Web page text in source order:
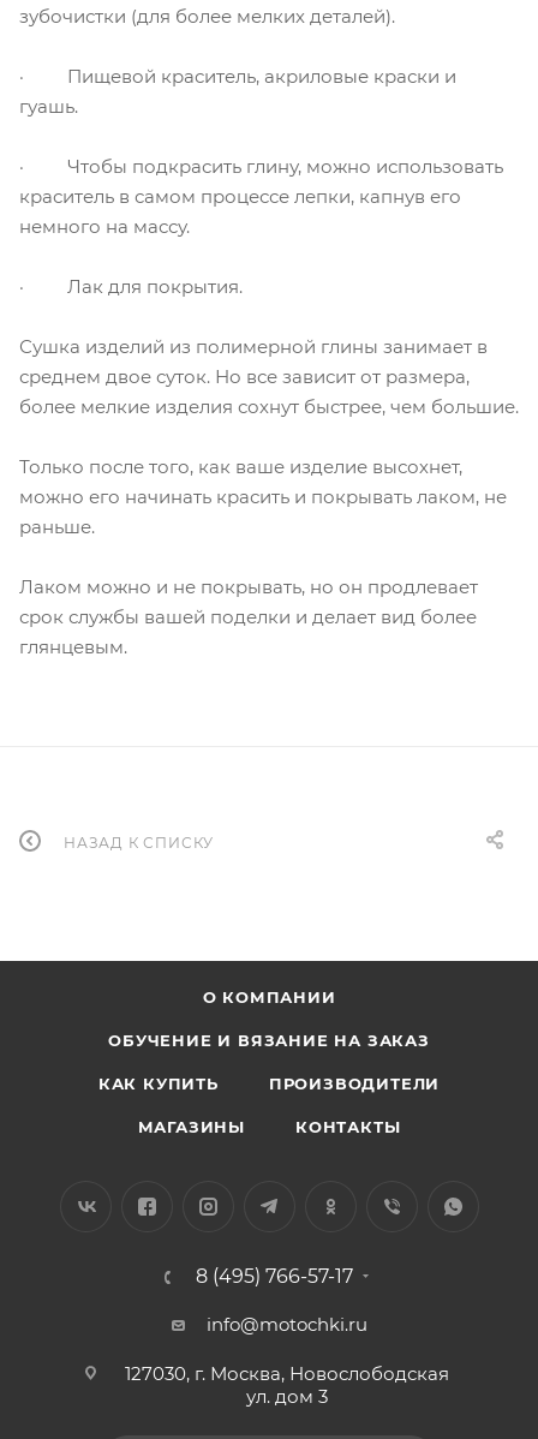
зубочистки (для более мелких деталей).
· Пищевой краситель, акриловые краски и
гуашь.
· Чтобы подкрасить глину, можно использовать
краситель в самом процессе лепки, капнув его
немного на массу.
· Лак для покрытия.
Сушка изделий из полимерной глины занимает в
среднем двое суток. Но все зависит от размера,
более мелкие изделия сохнут быстрее, чем большие.
Только после того, как ваше изделие высохнет,
можно его начинать красить и покрывать лаком, не
раньше.
Лаком можно и не покрывать, но он продлевает
срок службы вашей поделки и делает вид более
глянцевым.
НАЗАД К СПИСКУ
О КОМПАНИИ
ОБУЧЕНИЕ И ВЯЗАНИЕ НА ЗАКАЗ
КАК КУПИТЬ ПРОИЗВОДИТЕЛИ
МАГАЗИНЫ КОНТАКТЫ
8 (495) 766-57-17
info@motochki.ru
127030, г. Москва, Новослободская
ул. дом 3